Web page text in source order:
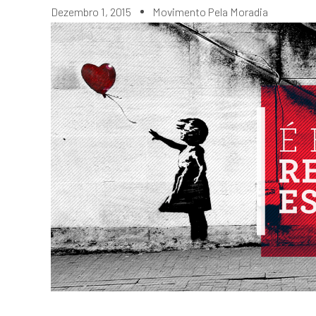
Dezembro 1, 2015 Movimento Pela Moradia